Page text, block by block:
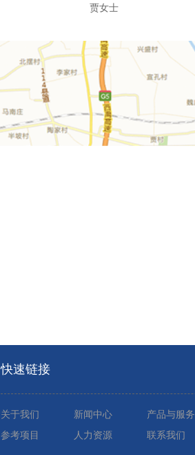
贾女士
快速链接
关于我们 新闻中心
产品与服务
参考项目
人力资源 联系我们